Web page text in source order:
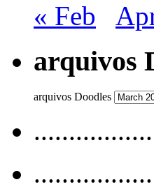
« Feb
arquivos
arquivos Doodles